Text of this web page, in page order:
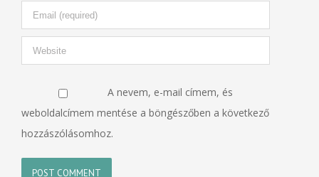
A nevem, e-mail címem, és
weboldalcímem mentése a böngészőben a következő
hozzászólásomhoz.